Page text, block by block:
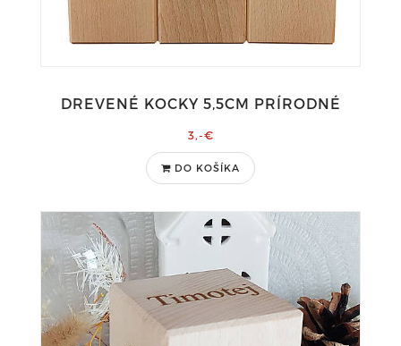
DREVENÉ KOCKY 5,5CM PRÍRODNÉ
3,-€
DO KOŠÍKA